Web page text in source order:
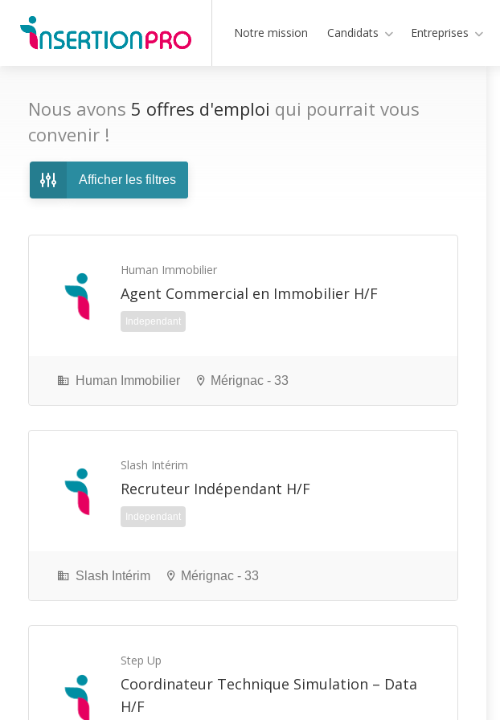
Notre mission Candidats Entreprises
Nous avons 5 offres d'emploi qui pourrait vous
convenir !
Afficher les filtres
Human Immobilier
Agent Commercial en Immobilier H/F
Independant
Human Immobilier Mérignac - 33
Slash Intérim
Recruteur Indépendant H/F
Independant
Slash Intérim Mérignac - 33
Step Up
Coordinateur Technique Simulation – Data
H/F